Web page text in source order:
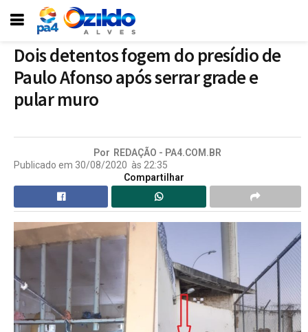
Dois detentos fogem do presídio de
Paulo Afonso após serrar grade e
pular muro
Por REDAÇÃO - PA4.COM.BR
Publicado em 30/08/2020 às 22:35
Compartilhar